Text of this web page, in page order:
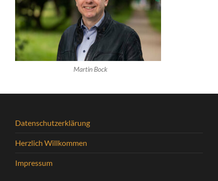
Martin Bock
Datenschutzerklärung
Herzlich Willkommen
Impressum